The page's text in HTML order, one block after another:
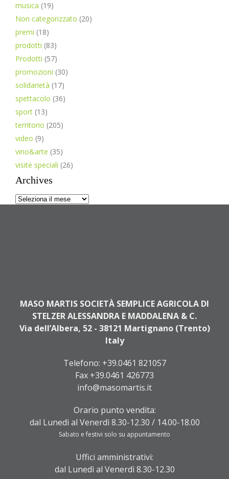
musica (19)
Non categorizzato (20)
premi (18)
prodotti (83)
Prodotti (57)
promozioni (30)
solidarietà (17)
spettacolo (36)
sport (13)
territorio (205)
video (9)
vino&arte (35)
visite speciali (26)
Archives
Archives
MASO MARTIS SOCIETÀ SEMPLICE AGRICOLA DI
STELZER ALESSANDRA E MADDALENA & C.
Via dell’Albera, 52 - 38121 Martignano (Trento)
Italy
Telefono: +39.0461 821057
Fax +39.0461 426773
info@masomartis.it
Orario punto vendita:
dal Lunedì al Venerdì 8.30-12.30 / 14.00-18.00
Sabato e festivi solo su appuntamento
Uffici amministrativi:
dal Lunedì al Venerdì 8.30-12.30